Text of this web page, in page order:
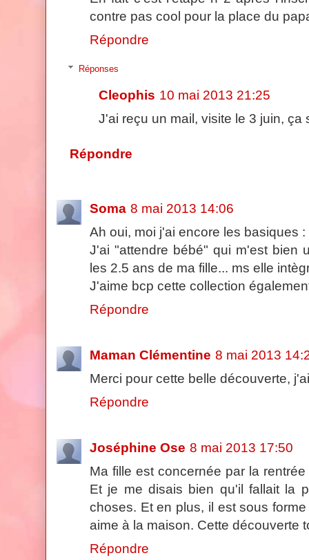
contre pas cool pour la place du
Répondre
Réponses
Cleophis 10 mai 2013 21:25
J'ai reçu un mail, visite le 3 juin, ça
Répondre
Soma 8 mai 2013 14:06
Ah oui, moi j'ai encore les basiques :
J'ai "attendre bébé" qui m'est bien
les 2.5 ans de ma fille... ms elle
J'aime bcp cette collection
Répondre
Maman Clémentine 8 mai 2013
Merci pour cette belle découverte,
Répondre
Joséphine Ose 8 mai 2013 17:50
Ma fille est concernée par la
Et je me disais bien qu'il fallait la
choses. Et en plus, il est sous
aime à la maison. Cette découverte
Répondre